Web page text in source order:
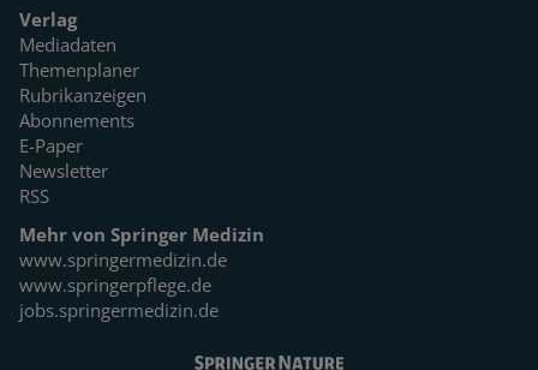
Verlag
Mediadaten
Themenplaner
Rubrikanzeigen
Abonnements
E-Paper
Newsletter
RSS
Mehr von Springer Medizin
www.springermedizin.de
www.springerpflege.de
jobs.springermedizin.de